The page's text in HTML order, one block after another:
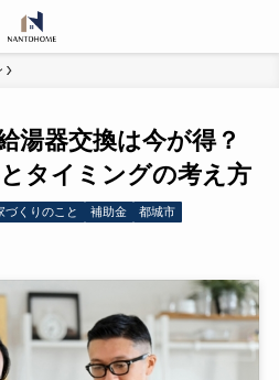
湯器交換は今が得？
タイミングの考え方
づくりのこと 補助金 都城市